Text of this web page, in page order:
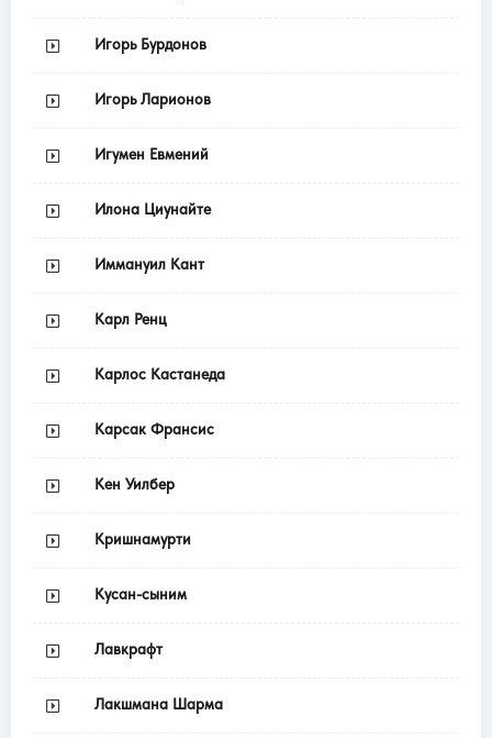
Игорь Бурдонов
Игорь Ларионов
Игумен Евмений
Илона Циунайте
Иммануил Кант
Карл Ренц
Карлос Кастанеда
Карсак Франсис
Кен Уилбер
Кришнамурти
Кусан-сыним
Лавкрафт
Лакшмана Шарма